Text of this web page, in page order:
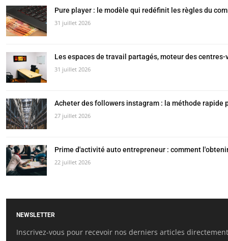
Pure player : le modèle qui redéfinit les règles du
31 juillet 2026
Les espaces de travail partagés, moteur des
31 juillet 2026
Acheter des followers instagram : la méthode rapide
27 juillet 2026
Prime d'activité auto entrepreneur : comment
22 juillet 2026
NEWSLETTER
Inscrivez-vous pour recevoir nos derniers articles